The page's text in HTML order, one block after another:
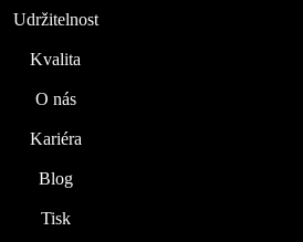
Udržitelnost
Kvalita
O nás
Kariéra
Blog
Tisk